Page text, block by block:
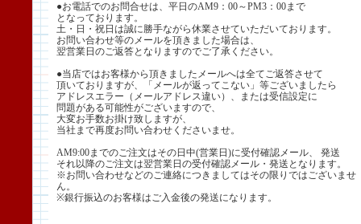
●お電話でのお問合せは、平日のAM9：00～PM3：00まで
となっております。
土・日・祝日は誠に勝手ながら休業させていただいております。
お問い合わせ等のメールを頂きました場合は、
翌営業日のご返答となりますのでご了承ください。
●当店ではお客様から頂きましたメールへは全てご返答させて
頂いておりますが、「メールが返ってこない」等ございましたら
アドレスエラー（メールアドレス違い）、または受信設定に
問題がある可能性がございますので、
大変お手数お掛け致しますが、
当社まで再度お問い合わせくださいませ。
AM9:00までのご注文はその日中(営業日)に受付確認メール、 発送
それ以降のご注文は翌営業日の受付確認メール・発送となります。
※お問い合わせなどのご連絡につきましてはその限りではございませ
ん。
※銀行振込のお客様はご入金後の発送になります。